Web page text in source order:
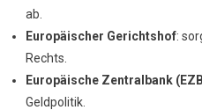
ab.
Europäischer Gerichtshof:
Rechts.
Europäische Zentralbank
Geldpolitik.